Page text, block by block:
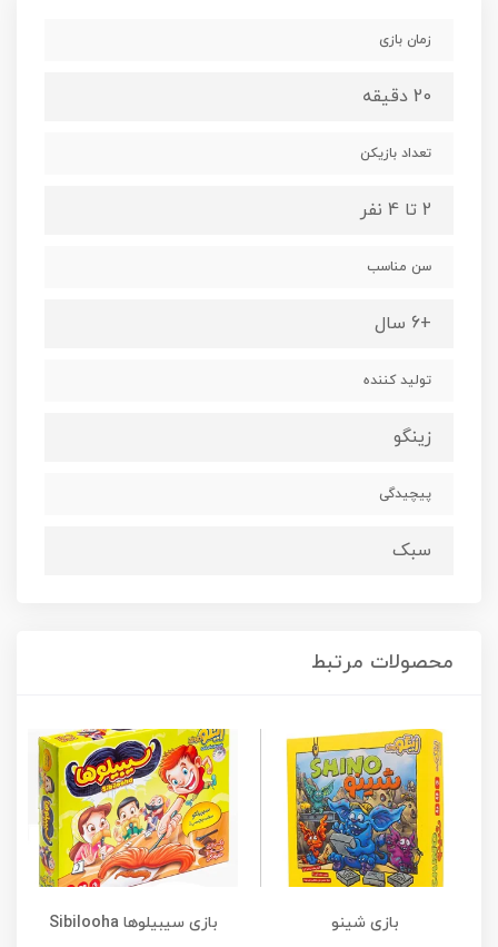
زمان بازی
20 دقیقه
تعداد بازیکن
2 تا 4 نفر
سن مناسب
+6 سال
تولید کننده
زینگو
پیچیدگی
سبک
محصولات مرتبط
بازی شینو
بازی سیبیلوها Sibilooha